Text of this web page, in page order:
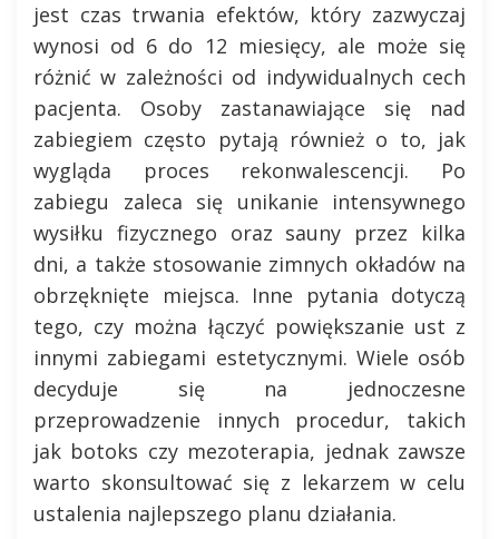
jest czas trwania efektów, który zazwyczaj
wynosi od 6 do 12 miesięcy, ale może się
różnić w zależności od indywidualnych cech
pacjenta. Osoby zastanawiające się nad
zabiegiem często pytają również o to, jak
wygląda proces rekonwalescencji. Po
zabiegu zaleca się unikanie intensywnego
wysiłku fizycznego oraz sauny przez kilka
dni, a także stosowanie zimnych okładów na
obrzęknięte miejsca. Inne pytania dotyczą
tego, czy można łączyć powiększanie ust z
innymi zabiegami estetycznymi. Wiele osób
decyduje się na jednoczesne
przeprowadzenie innych procedur, takich
jak botoks czy mezoterapia, jednak zawsze
warto skonsultować się z lekarzem w celu
ustalenia najlepszego planu działania.